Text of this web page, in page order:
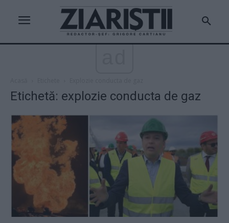
Etichetă: explozie conducta de gaz